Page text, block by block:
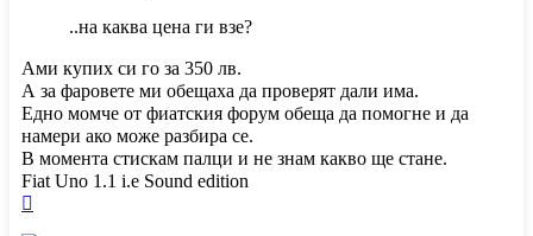
..на каква цена ги взе?
Ами купих си го за 350 лв.
А за фаровете ми обещаха да проверят дали има.
Едно момче от фиатския форум обеща да помогне и да
намери ако може разбира се.
В момента стискам палци и не знам какво ще стане.
Fiat Uno 1.1 i.e Sound edition